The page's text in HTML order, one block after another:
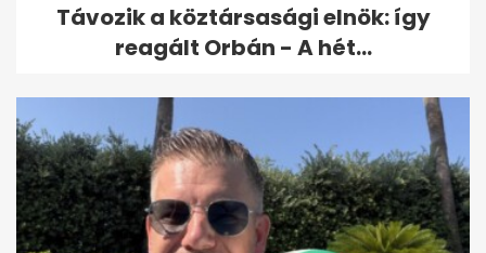
Távozik a köztársasági elnök: így
reagált Orbán - A hét...